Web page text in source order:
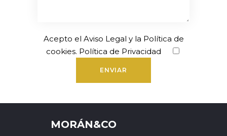
Acepto el Aviso Legal y la Política de
cookies. Política de Privacidad
ENVIAR
MORÁN&CO